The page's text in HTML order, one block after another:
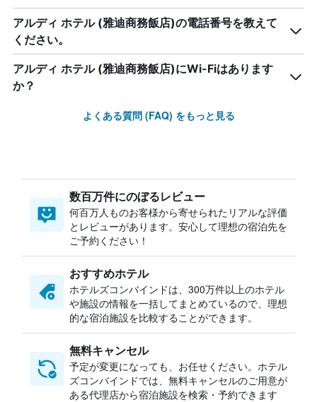
アルディ ホテル (雅迪商務飯店)の電話番号を教えて
ください。
アルディ ホテル (雅迪商務飯店)にWi-Fiはあります
か？
よくある質問 (FAQ) をもっと見る
数百万件にのぼるレビュー
何百万人ものお客様から寄せられたリアルな評価
とレビューがあります。安心して理想の宿泊先を
ご予約ください！
おすすめホテル
ホテルズコンバインドは、300万件以上のホテル
や施設の情報を一括してまとめているので、理想
的な宿泊施設を比較することができます。
無料キャンセル
予定が変更になっても、お任せください。ホテル
ズコンバインドでは、無料キャンセルのご用意が
ある代理店から宿泊施設を検索・予約できます